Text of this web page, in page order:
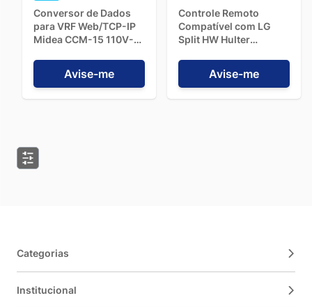
Conversor de Dados
para VRF Web/TCP-IP
Midea CCM-15 110V-
Avise-me
Controle Remoto
Compatível com LG
Split HW Hulter
Avise-me
Categorias
Institucional